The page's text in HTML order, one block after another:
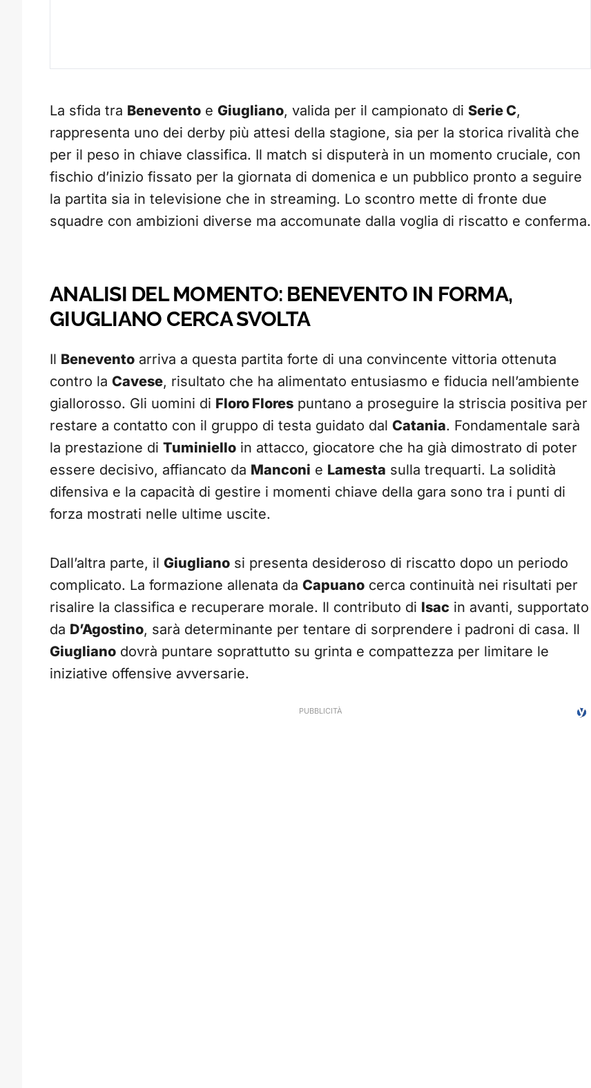
La sfida tra Benevento e Giugliano, valida per il campionato di Serie C,
rappresenta uno dei derby più attesi della stagione, sia per la storica rivalità che
per il peso in chiave classifica. Il match si disputerà in un momento cruciale, con
fischio d’inizio fissato per la giornata di domenica e un pubblico pronto a seguire
la partita sia in televisione che in streaming. Lo scontro mette di fronte due
squadre con ambizioni diverse ma accomunate dalla voglia di riscatto e conferma.
ANALISI DEL MOMENTO: BENEVENTO IN FORMA,
GIUGLIANO CERCA SVOLTA
Il Benevento arriva a questa partita forte di una convincente vittoria ottenuta
contro la Cavese, risultato che ha alimentato entusiasmo e fiducia nell’ambiente
giallorosso. Gli uomini di Floro Flores puntano a proseguire la striscia positiva per
restare a contatto con il gruppo di testa guidato dal Catania. Fondamentale sarà
la prestazione di Tuminiello in attacco, giocatore che ha già dimostrato di poter
essere decisivo, affiancato da Manconi e Lamesta sulla trequarti. La solidità
difensiva e la capacità di gestire i momenti chiave della gara sono tra i punti di
forza mostrati nelle ultime uscite.
Dall’altra parte, il Giugliano si presenta desideroso di riscatto dopo un periodo
complicato. La formazione allenata da Capuano cerca continuità nei risultati per
risalire la classifica e recuperare morale. Il contributo di Isac in avanti, supportato
da D’Agostino, sarà determinante per tentare di sorprendere i padroni di casa. Il
Giugliano dovrà puntare soprattutto su grinta e compattezza per limitare le
iniziative offensive avversarie.